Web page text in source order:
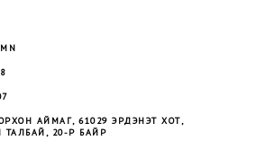
АЙМАГ, 61029 ЭРДЭНЭТ ХОТ,
ТАЛБАЙ, 20-Р БАЙР